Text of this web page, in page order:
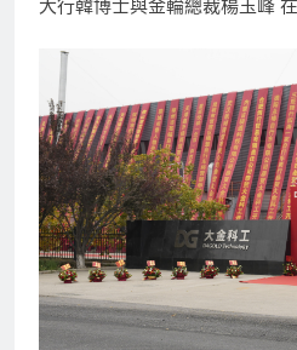
大行韓博士與金輪總裁楊玉峰